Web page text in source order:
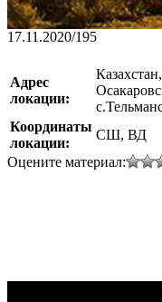
17.11.2020/195
Адрес
локации:
Координаты
локации:
СШ, ВД
Оцените материал: